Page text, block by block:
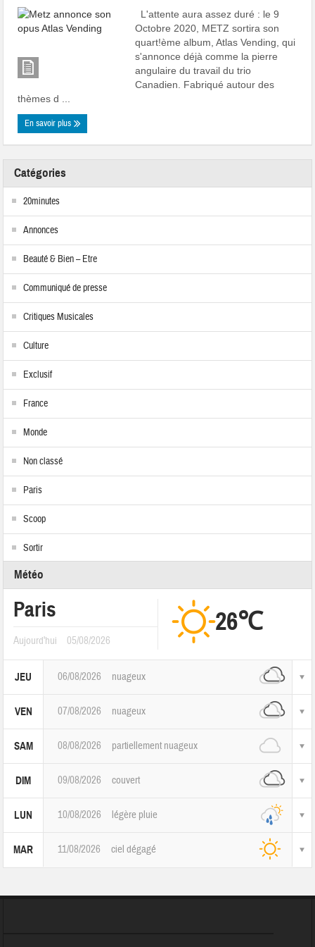
L'attente aura assez duré : le 9
Octobre 2020, METZ sortira son
quart!ème album, Atlas Vending, qui
s'annonce déjà comme la pierre
angulaire du travail du trio
Canadien. Fabriqué autour des
thèmes d ...
En savoir plus
Catégories
20minutes
Annonces
Beauté & Bien – Etre
Communiqué de presse
Critiques Musicales
Culture
Exclusif
France
Monde
Non classé
Paris
Scoop
Sortir
Météo
Paris
Aujourd'hui 05/08/2026
26℃
JEU 06/08/2026 nuageux
VEN 07/08/2026 nuageux
SAM 08/08/2026 partiellement nuageux
DIM 09/08/2026 couvert
LUN 10/08/2026 légère pluie
MAR 11/08/2026 ciel dégagé